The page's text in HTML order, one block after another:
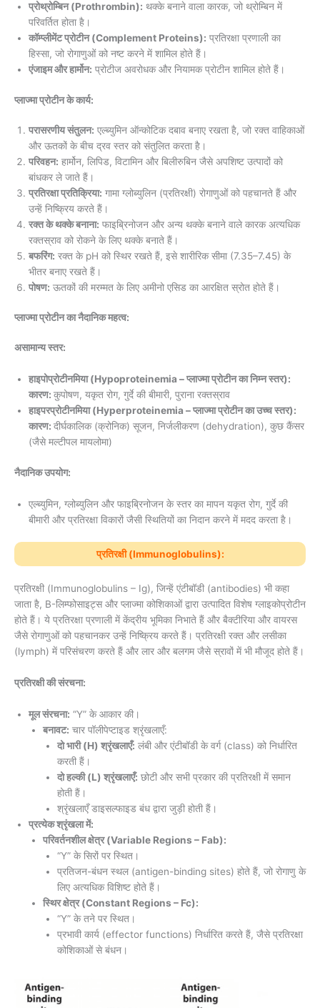
प्रोथ्रोम्बिन (Prothrombin): थक्के बनाने वाला कारक, जो थ्रोम्बिन में
परिवर्तित होता है।
कॉम्प्लीमेंट प्रोटीन (Complement Proteins): प्रतिरक्षा प्रणाली का
हिस्सा, जो रोगाणुओं को नष्ट करने में शामिल होते हैं।
एंजाइम और हार्मोन: प्रोटीज अवरोधक और नियामक प्रोटीन शामिल होते हैं।
प्लाज्मा प्रोटीन के कार्य:
परासरणीय संतुलन: एल्ब्युमिन ऑन्कोटिक दबाव बनाए रखता है, जो रक्त वाहिकाओं
और ऊतकों के बीच द्रव स्तर को संतुलित करता है।
परिवहन: हार्मोन, लिपिड, विटामिन और बिलीरुबिन जैसे अपशिष्ट उत्पादों को
बांधकर ले जाते हैं।
प्रतिरक्षा प्रतिक्रिया: गामा ग्लोब्युलिन (प्रतिरक्षी) रोगाणुओं को पहचानते हैं और
उन्हें निष्क्रिय करते हैं।
रक्त के थक्के बनाना: फाइब्रिनोजन और अन्य थक्के बनाने वाले कारक अत्यधिक
रक्तस्राव को रोकने के लिए थक्के बनाते हैं।
बफरिंग: रक्त के pH को स्थिर रखते हैं, इसे शारीरिक सीमा (7.35–7.45) के
भीतर बनाए रखते हैं।
पोषण: ऊतकों की मरम्मत के लिए अमीनो एसिड का आरक्षित स्रोत होते हैं।
प्लाज्मा प्रोटीन का नैदानिक महत्व:
असामान्य स्तर:
हाइपोप्रोटीनमिया (Hypoproteinemia – प्लाज्मा प्रोटीन का निम्न स्तर):
कारण: कुपोषण, यकृत रोग, गुर्दे की बीमारी, पुराना रक्तस्राव
हाइपरप्रोटीनमिया (Hyperproteinemia – प्लाज्मा प्रोटीन का उच्च स्तर):
कारण: दीर्घकालिक (क्रोनिक) सूजन, निर्जलीकरण (dehydration), कुछ कैंसर
(जैसे मल्टीपल मायलोमा)
नैदानिक उपयोग:
एल्ब्युमिन, ग्लोब्युलिन और फाइब्रिनोजन के स्तर का मापन यकृत रोग, गुर्दे की
बीमारी और प्रतिरक्षा विकारों जैसी स्थितियों का निदान करने में मदद करता है।
प्रतिरक्षी (Immunoglobulins):
प्रतिरक्षी (Immunoglobulins – Ig), जिन्हें एंटीबॉडी (antibodies) भी कहा
जाता है, B-लिम्फोसाइट्स और प्लाज्मा कोशिकाओं द्वारा उत्पादित विशेष ग्लाइकोप्रोटीन
होते हैं। ये प्रतिरक्षा प्रणाली में केंद्रीय भूमिका निभाते हैं और बैक्टीरिया और वायरस
जैसे रोगाणुओं को पहचानकर उन्हें निष्क्रिय करते हैं। प्रतिरक्षी रक्त और लसीका
(lymph) में परिसंचरण करते हैं और लार और बलगम जैसे स्रावों में भी मौजूद होते हैं।
प्रतिरक्षी की संरचना:
मूल संरचना: “Y” के आकार की।
बनावट: चार पॉलीपेप्टाइड श्रृंखलाएँ:
दो भारी (H) श्रृंखलाएँ: लंबी और एंटीबॉडी के वर्ग (class) को निर्धारित
करती हैं।
दो हल्की (L) श्रृंखलाएँ: छोटी और सभी प्रकार की प्रतिरक्षी में समान
होती हैं।
श्रृंखलाएँ डाइसल्फाइड बंध द्वारा जुड़ी होती हैं।
प्रत्येक श्रृंखला में:
परिवर्तनशील क्षेत्र (Variable Regions – Fab):
“Y” के सिरों पर स्थित।
प्रतिजन-बंधन स्थल (antigen-binding sites) होते हैं, जो रोगाणु के
लिए अत्यधिक विशिष्ट होते हैं।
स्थिर क्षेत्र (Constant Regions – Fc):
“Y” के तने पर स्थित।
प्रभावी कार्य (effector functions) निर्धारित करते हैं, जैसे प्रतिरक्षा
कोशिकाओं से बंधन।